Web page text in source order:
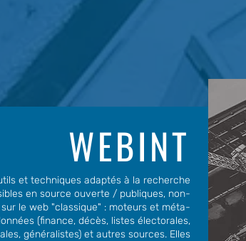
WEBINT
et techniques adaptés à la recherche
en source ouverte / publiques, non-
le web "classique" : moteurs et méta-
(finance, décès, listes électorales,
généralistes) et autres sources. Elles